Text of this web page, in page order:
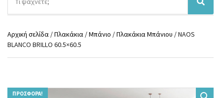
ν
μ
α
κ
α
ή
τ
Α
ν
τ
Αρχική σελίδα /Πλακάκια /Μπάνιο /Πλακάκια Μπάνιου / NAOS
BLANCO BRILLO 60.5×60.5
ΠΡΟΣΦΟΡΆ!